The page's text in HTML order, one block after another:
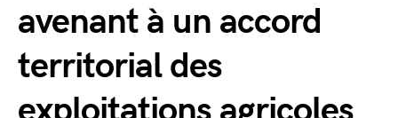
avenant à un accord
territorial des